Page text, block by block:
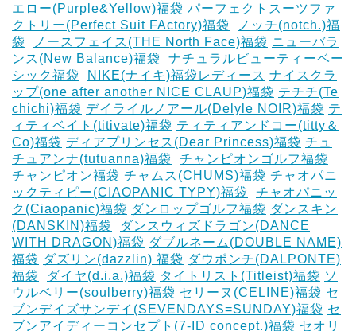
エロー(Purple&Yellow)福袋 パーフェクトスーツファ
クトリー(Perfect Suit FActory)福袋
ノッチ(notch.)福
袋
ノースフェイス(THE North Face)福袋 ニューバラ
ンス(New Balance)福袋
ナチュラルビューティーベー
シック福袋
NIKE(ナイキ)福袋レディース ナイスクラ
ップ(one after another NICE CLAUP)福袋 テチチ(Te
chichi)福袋 デイライルノアール(Delyle NOIR)福袋 テ
ィティベイト(titivate)福袋 ティティアンドコー(titty＆
Co)福袋 ディアプリンセス(Dear Princess)福袋 チュ
チュアンナ(tutuanna)福袋
チャンピオンゴルフ福袋
チャンピオン福袋 チャムス(CHUMS)福袋 チャオパニ
ックティピー(CIAOPANIC TYPY)福袋
チャオパニッ
ク(Ciaopanic)福袋 ダンロップゴルフ福袋 ダンスキン
(DANSKIN)福袋
ダンスウィズドラゴン(DANCE
WITH DRAGON)福袋 ダブルネーム(DOUBLE NAME)
福袋 ダズリン(dazzlin) 福袋 ダウポンチ(DALPONTE)
福袋
ダイヤ(d.i.a.)福袋 タイトリスト(Titleist)福袋 ソ
ウルベリー(soulberry)福袋 セリーヌ(CELINE)福袋 セ
ブンデイズサンデイ(SEVENDAYS=SUNDAY)福袋 セ
ブンアイディーコンセプト(7-ID concept.)福袋 セオリ